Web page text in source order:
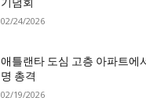
02/24/2026
애틀랜타 도심 고층 아파트에
명 총격
02/19/2026